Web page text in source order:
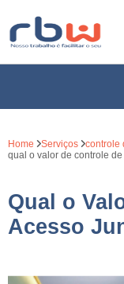
Home Serviços controle
qual o valor de controle
Qual o
Acesso